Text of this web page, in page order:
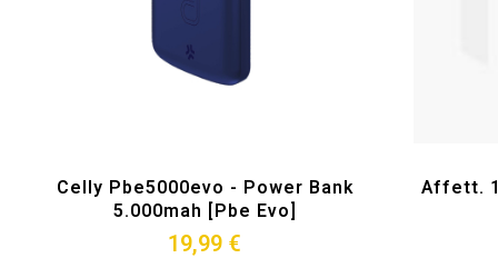
Celly Pbe5000evo - Power Bank
5.000mah [pbe Evo]
19,99 €
Affett.